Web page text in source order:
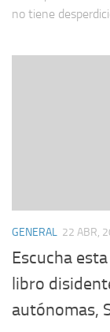
no tiene
GENERAL 22 ABR,
Escucha
libro
autónomas,